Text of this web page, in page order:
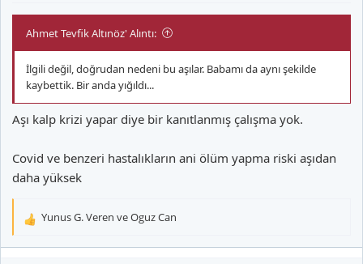
Ahmet Tevfik Altınöz' Alıntı:
İlgili değil, doğrudan nedeni bu aşılar. Babamı da aynı şekilde
kaybettik. Bir anda yığıldı...
Aşı kalp krizi yapar diye bir kanıtlanmış çalışma yok.
Covid ve benzeri hastalıkların ani ölüm yapma riski aşıdan
daha yüksek
T
Yunus G. Veren veOguz Can